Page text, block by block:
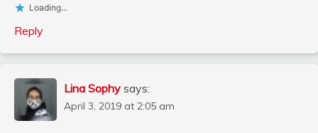
Loading...
Reply
Lina Sophy says:
April 3, 2019 at 2:05 am